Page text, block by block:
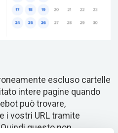
escluso cartelle
intere pagine quando
può trovare,
i vostri URL tramite
questo non